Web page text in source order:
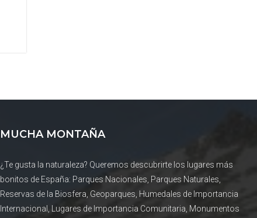
MUCHA MONTAÑA
¿Te gusta la naturaleza? Queremos descubrirte los lugares más
bonitos de España: Parques Nacionales, Parques Naturales,
Reservas de la Biosfera, Geoparques, Humedales de Importancia
Internacional, Lugares de Importancia Comunitaria, Monumentos